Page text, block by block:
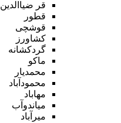
قر ضیاالدین
قطور
قوشچی
کشاورز
گردکشانه
ماکو
محمدیار
محمودآباد
مهاباد
میاندوآب
میرآباد